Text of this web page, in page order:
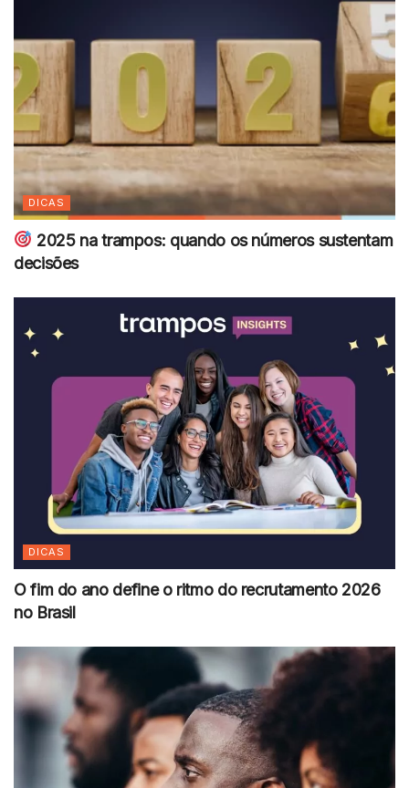
DICAS
2025 na trampos: quando os números sustentam
decisões
DICAS
O fim do ano define o ritmo do recrutamento 2026
no Brasil